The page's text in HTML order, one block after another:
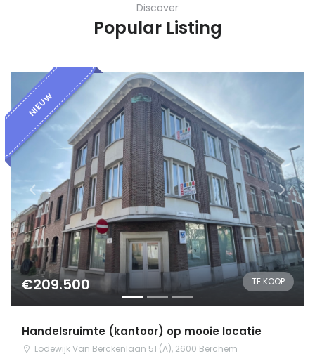
Discover
Popular Listing
NIEUW
€209.500 TE KOOP
Handelsruimte (kantoor) op mooie locatie
Lodewijk Van Berckenlaan 51 (A), 2600 Berchem